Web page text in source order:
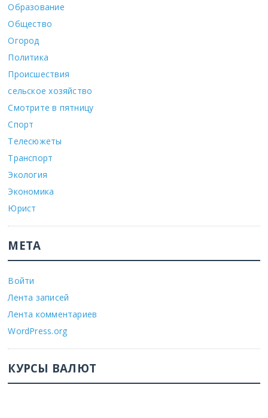
Образование
Общество
Огород
Политика
Происшествия
сельское хозяйство
Смотрите в пятницу
Спорт
Телесюжеты
Транспорт
Экология
Экономика
Юрист
МЕТА
Войти
Лента записей
Лента комментариев
WordPress.org
КУРСЫ ВАЛЮТ